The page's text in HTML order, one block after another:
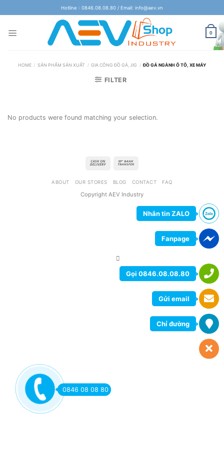
to
Hotline : 0846.08.08.80 / Email: info@aev.vn
0
HOME / SẢN PHẨM SẢN XUẤT / GIA CÔNG ĐỒ GÁ, JIG / ĐỒ GÁ NGÀNH Ô TÔ, XE MÁY
FILTER
No products were found matching your selection.
ABOUT OUR STORES BLOG CONTACT FAQ
Copyright AEV Industry
0846 08 08 80
Nhắn tin ZALO
Fanpage
Gọi 0846.08.08.80
Gửi email
Chỉ đường